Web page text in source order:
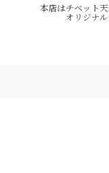
本店はチベット
オリジナ